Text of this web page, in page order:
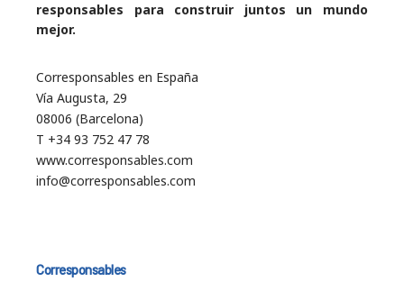
responsables para construir juntos un mundo
mejor.
Corresponsables en España
Vía Augusta, 29
08006 (Barcelona)
T +34 93 752 47 78
www.corresponsables.com
info@corresponsables.com
Corresponsables